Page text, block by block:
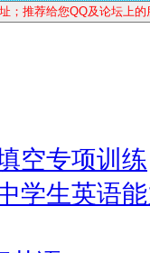
空专项训练
学生英语